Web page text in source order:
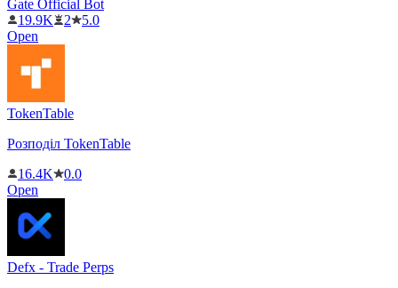
Gate Official Bot
19.9K
2
5.0
Open
TokenTable
Розподіл TokenTable
16.4K
0.0
Open
Defx - Trade Perps